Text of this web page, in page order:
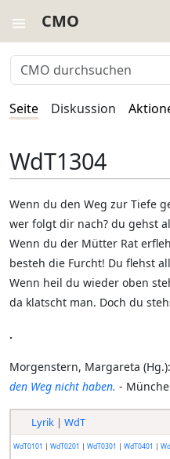
CMO
Seite Diskussion
WdT1304
Wenn du den Weg zur Tiefe
wer folgt dir nach? du gehst
Wenn du der Mütter Rat
besteh die Furcht! Du flehst
Wenn heil du wieder oben
da klatscht man. Doch du
.
Morgenstern, Margareta (Hg.):
den Weg nicht haben. -
Lyrik| WdT
WdT0101 | WdT0201 | WdT0301 | WdT0401 |